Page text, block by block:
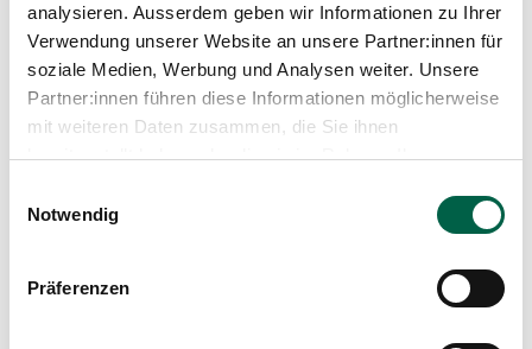
analysieren. Ausserdem geben wir Informationen zu Ihrer
Verwendung unserer Website an unsere Partner:innen für
soziale Medien, Werbung und Analysen weiter. Unsere
Partner:innen führen diese Informationen möglicherweise
mit weiteren Daten zusammen, die Sie ihnen
bereitgestellt haben oder die sie im Rahmen Ihrer
Notwendig
Präferenzen
Beitrag teilen